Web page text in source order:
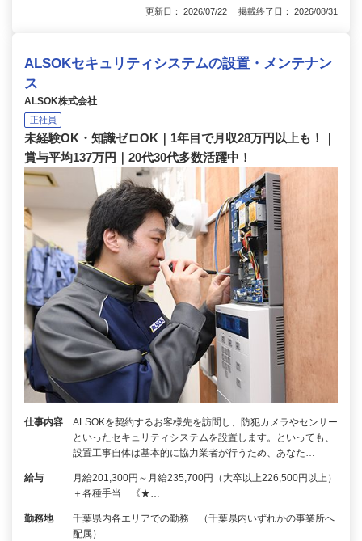
更新日： 2026/07/22 掲載終了日： 2026/08/31
ALSOKセキュリティシステムの設置・メンテナン
ス
ALSOK株式会社
正社員
未経験OK・知識ゼロOK｜1年目で月収28万円以上も！｜
賞与平均137万円｜20代30代多数活躍中！
仕事内容
ALSOKを契約するお客様先を訪問し、防犯カメラやセンサー
といったセキュリティシステムを設置します。といっても、
設置工事自体は基本的に協力業者が行うため、あなた…
給与
月給201,300円～月給235,700円（大卒以上226,500円以上）
＋各種手当 《★…
勤務地
千葉県内各エリアでの勤務 （千葉県内いずれかの事業所へ
配属）